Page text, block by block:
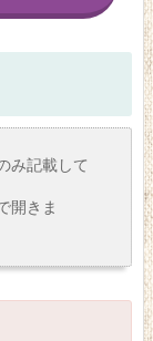
み記載して
開きま